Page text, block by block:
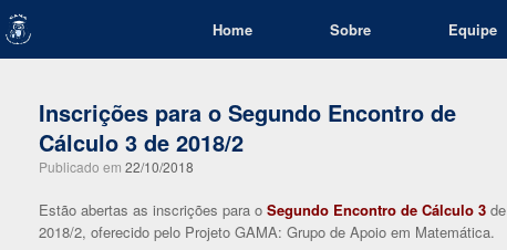
Skip
to
content
Home Sobre Equipe
Inscrições para o Segundo Encontro de
Cálculo 3 de 2018/2
Publicado em 22/10/2018
Estão abertas as inscrições para o Segundo Encontro de Cálculo 3 de
2018/2, oferecido pelo Projeto GAMA: Grupo de Apoio em Matemática.